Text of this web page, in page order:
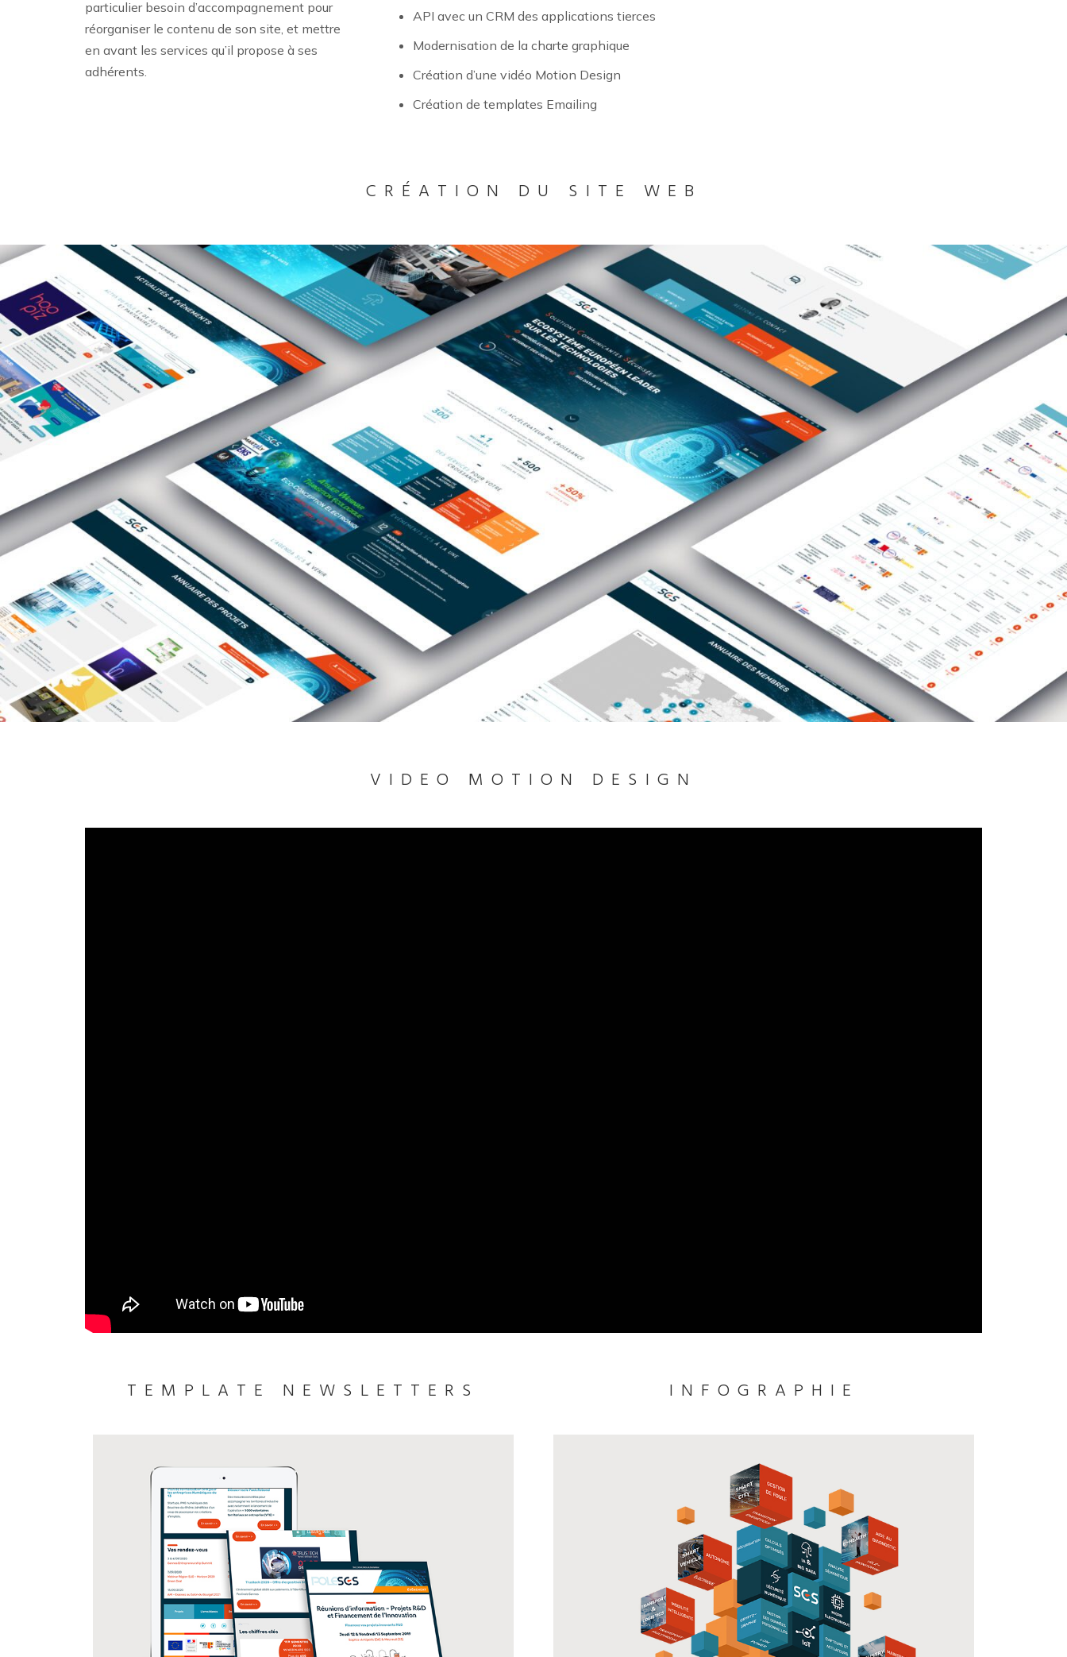
particulier besoin d’accompagnement pour
réorganiser le contenu de son site, et mettre
en avant les services qu’il propose à ses
adhérents.
API avec un CRM des applications tierces
Modernisation de la charte graphique
Création d’une vidéo Motion Design
Création de templates Emailing
CRÉATION DU SITE WEB
VIDEO MOTION DESIGN
TEMPLATE NEWSLETTERS INFOGRAPHIE